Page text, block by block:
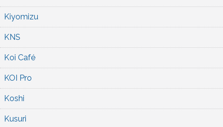
Kiyomizu
KNS
Koi Café
KOI Pro
Koshi
Kusuri